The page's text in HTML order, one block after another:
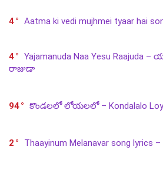
4 Aatma ki vedi mujhmei tyaar hai
4
Yajamanuda Naa Yesu
రాజుడా
94 కొండలలో లోయలలో – Kondalalo
2 Thaayinum Melanavar song lyrics